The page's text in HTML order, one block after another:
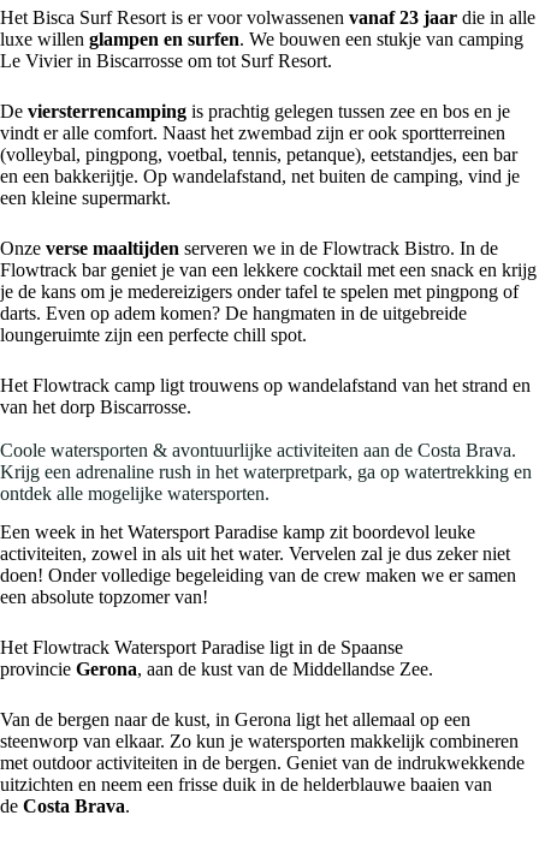
Het Bisca Surf Resort is er voor volwassenen vanaf 23 jaar die in alle
luxe willen glampen en surfen. We bouwen een stukje van camping
Le Vivier in Biscarrosse om tot Surf Resort.
De viersterrencamping is prachtig gelegen tussen zee en bos en je
vindt er alle comfort. Naast het zwembad zijn er ook sportterreinen
(volleybal, pingpong, voetbal, tennis, petanque), eetstandjes, een bar
en een bakkerijtje. Op wandelafstand, net buiten de camping, vind je
een kleine supermarkt.
Onze verse maaltijden serveren we in de Flowtrack Bistro. In de
Flowtrack bar geniet je van een lekkere cocktail met een snack en krijg
je de kans om je medereizigers onder tafel te spelen met pingpong of
darts. Even op adem komen? De hangmaten in de uitgebreide
loungeruimte zijn een perfecte chill spot.
Het Flowtrack camp ligt trouwens op wandelafstand van het strand en
van het dorp Biscarrosse.
Coole watersporten & avontuurlijke activiteiten aan de Costa Brava.
Krijg een adrenaline rush in het waterpretpark, ga op watertrekking en
ontdek alle mogelijke watersporten.
Een week in het Watersport Paradise kamp zit boordevol leuke
activiteiten, zowel in als uit het water. Vervelen zal je dus zeker niet
doen! Onder volledige begeleiding van de crew maken we er samen
een absolute topzomer van!
Het Flowtrack Watersport Paradise ligt in de Spaanse
provincie Gerona, aan de kust van de Middellandse Zee.
Van de bergen naar de kust, in Gerona ligt het allemaal op een
steenworp van elkaar. Zo kun je watersporten makkelijk combineren
met outdoor activiteiten in de bergen. Geniet van de indrukwekkende
uitzichten en neem een frisse duik in de helderblauwe baaien van
de Costa Brava.